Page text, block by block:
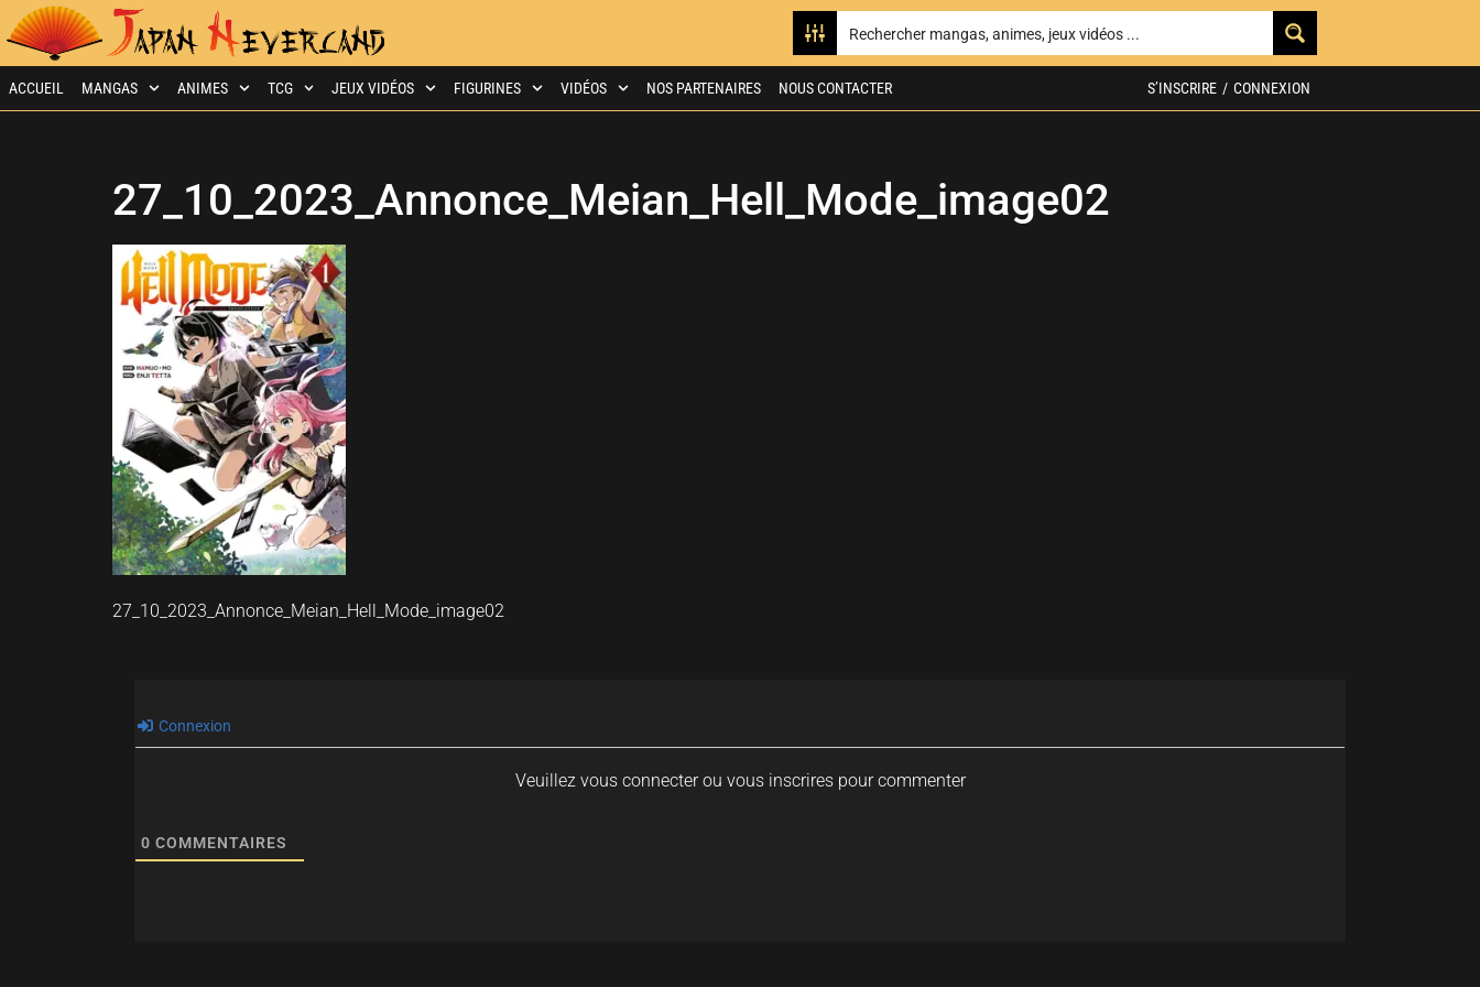
ACCUEIL MANGAS ANIMES TCG JEUX VIDÉOS FIGURINES VIDÉOS NOS PARTENAIRES NOUS CONTACTER S’INSCRIRE / CONNEXION
27_10_2023_Annonce_Meian_Hell_Mode_image02
27_10_2023_Annonce_Meian_Hell_Mode_image02
Connexion
Veuillez vous connecter ou vous inscrires pour commenter
0 COMMENTAIRES